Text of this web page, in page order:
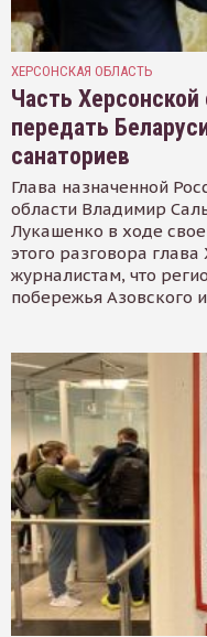
ХЕРСОНСКАЯ ОБЛАСТЬ
Часть
передать
санаториев
Глава назначенной
области Владимир
Лукашенко в ходе
этого разговора
журналистам, что
побережья Азовского